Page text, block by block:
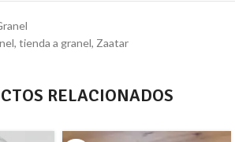
, tienda a granel, Zaatar
RELACIONADOS